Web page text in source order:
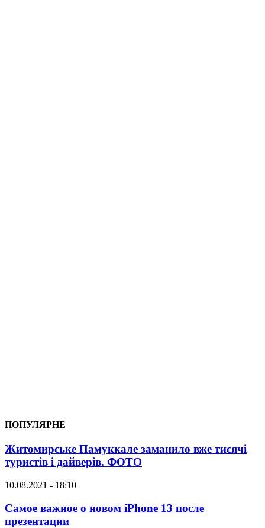
ПОПУЛЯРНЕ
Житомирське Памуккале заманило вже тисячі
туристів і дайверів. ФОТО
10.08.2021 - 18:10
Самое важное о новом iPhone 13 после
презентации